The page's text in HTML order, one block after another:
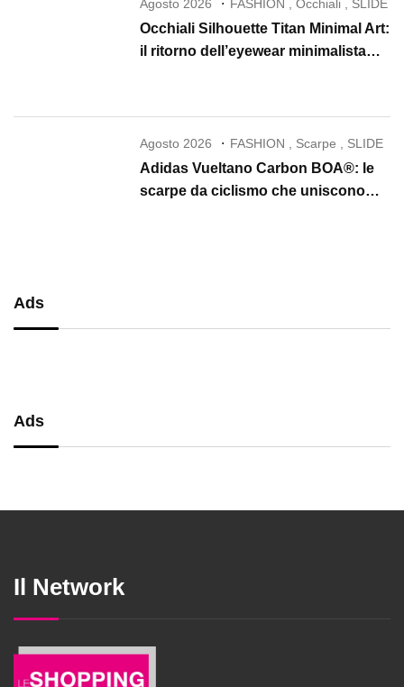
Agosto 2026 FASHION ,Occhiali , SLIDE
Occhiali Silhouette Titan Minimal Art:
il ritorno dell’eyewear minimalista
Agosto 2026 FASHION Scarpe SLIDE
Adidas Vueltano Carbon BOA®: le
scarpe da ciclismo che uniscono
Ads
Ads
Il Network